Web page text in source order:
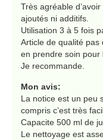
Très agréable
ajoutés ni additifs.
Utilisation 3 à 5 fois
Article de qualité
en prendre soin pour
Je recommande.
Mon avis:
La notice est un peu
compris c’est très
Capacite 500 ml de
Le nettoyage est